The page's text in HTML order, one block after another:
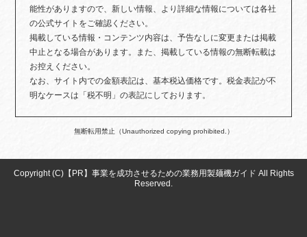
能性がありますので、新しい情報、より詳細な情報については各社
の公式サイトをご確認ください。
掲載している情報・コンテンツ内容は、予告なしに変更または掲載
中止となる場合があります。また、掲載している情報の無断転載は
お控えください。
なお、サイト内での金額表記は、基本税込価格です。税金表記が不
明なケースは「税不明」の表記にしております。
無断転用禁止（Unauthorized copying prohibited.）
Copyright (C)【PR】 事業を成功させるための業務用製麺機ガイド All Rights
Reserved.